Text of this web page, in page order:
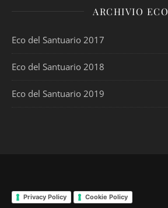
ARCHIVIO ECO
Eco del Santuario 2017
Eco del Santuario 2018
Eco del Santuario 2019
Privacy Policy Cookie Policy